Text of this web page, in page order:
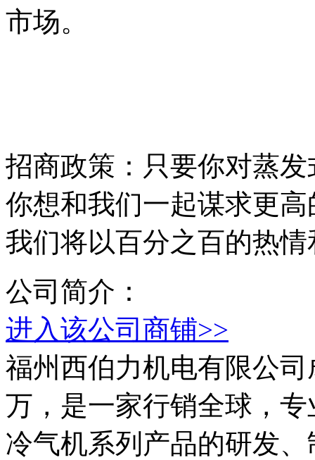
市场。
招商政策：只要你对蒸
你想和我们一起谋求更
我们将以百分之百的热
公司简介：
进入该公司商铺>>
福州西伯力机电有限公
万，是一家行销全球，
冷气机系列产品的研发